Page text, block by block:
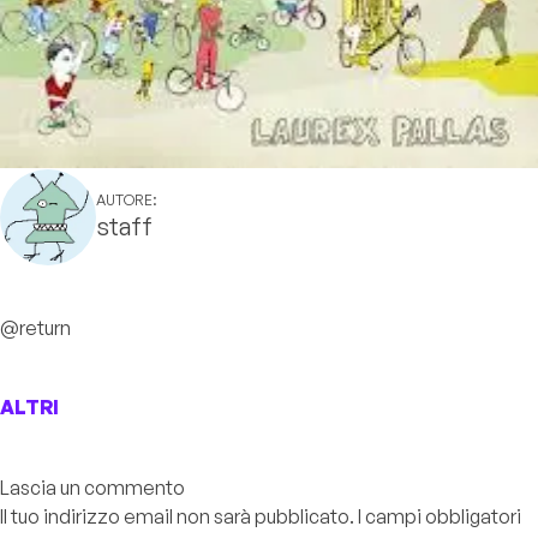
AUTORE:
staff
@return
ALTRI
Lascia un commento
Il tuo indirizzo email non sarà pubblicato. I campi obbligatori